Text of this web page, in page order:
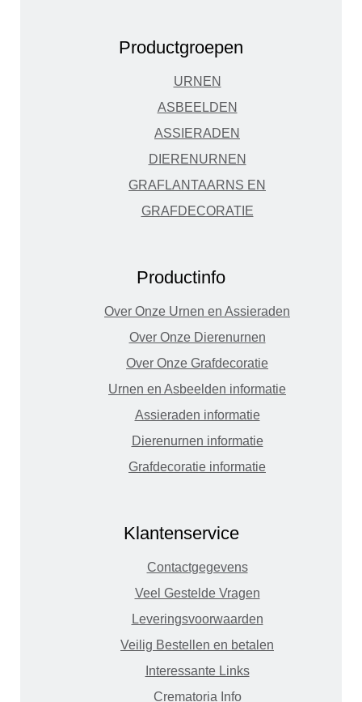
Productgroepen
URNEN
ASBEELDEN
ASSIERADEN
DIERENURNEN
GRAFLANTAARNS EN
GRAFDECORATIE
Productinfo
Over Onze Urnen en Assieraden
Over Onze Dierenurnen
Over Onze Grafdecoratie
Urnen en Asbeelden informatie
Assieraden informatie
Dierenurnen informatie
Grafdecoratie informatie
Klantenservice
Contactgegevens
Veel Gestelde Vragen
Leveringsvoorwaarden
Veilig Bestellen en betalen
Interessante Links
Crematoria Info